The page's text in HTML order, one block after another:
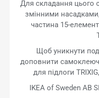
Для складання цього
змінними
частина 15-
Щоб уникнути
доповнити
для підлоги
IKEA of Sweden AB